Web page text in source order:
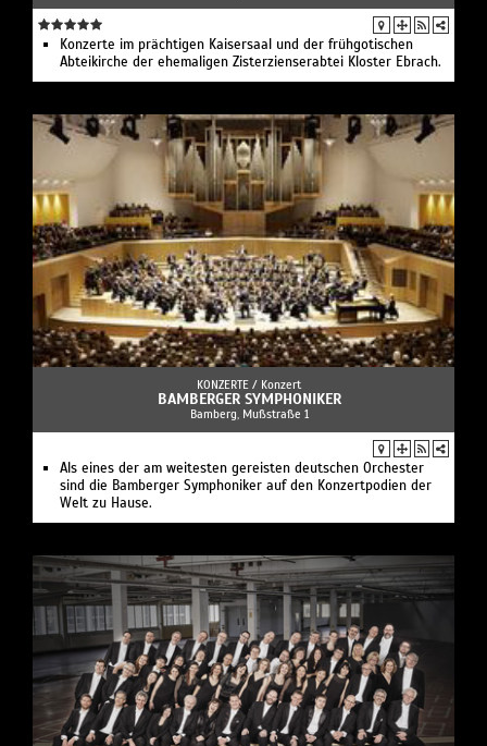
Konzerte im prächtigen Kaisersaal und der frühgotischen
Abteikirche der ehemaligen Zisterzienserabtei Kloster Ebrach.
KONZERTE / Konzert
BAMBERGER SYMPHONIKER
Bamberg, Mußstraße 1
Als eines der am weitesten gereisten deutschen Orchester
sind die Bamberger Symphoniker auf den Konzertpodien der
Welt zu Hause.